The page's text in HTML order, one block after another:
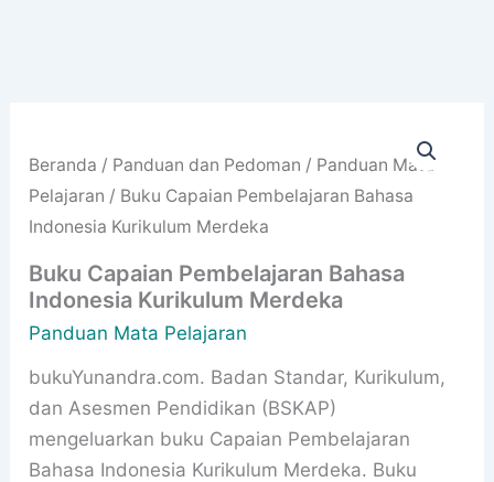
Beranda / Panduan dan Pedoman / Panduan Mata
Pelajaran / Buku Capaian Pembelajaran Bahasa
Indonesia Kurikulum Merdeka
Buku Capaian Pembelajaran Bahasa
Indonesia Kurikulum Merdeka
Panduan Mata Pelajaran
bukuYunandra.com. Badan Standar, Kurikulum,
dan Asesmen Pendidikan (BSKAP)
mengeluarkan buku Capaian Pembelajaran
Bahasa Indonesia Kurikulum Merdeka. Buku